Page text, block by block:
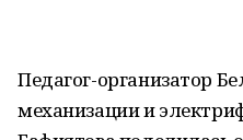
Педагог-организатор
механизации и